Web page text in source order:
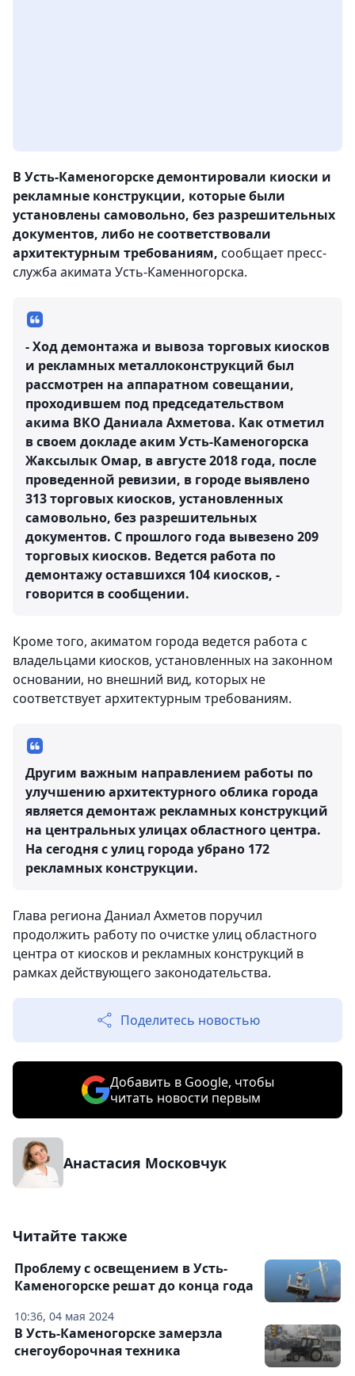
В Усть-Каменогорске демонтировали киоски и
рекламные конструкции, которые были
установлены самовольно, без разрешительных
документов, либо не соответствовали
архитектурным требованиям, сообщает пресс-
служба акимата Усть-Каменногорска.
- Ход демонтажа и вывоза торговых киосков
и рекламных металлоконструкций был
рассмотрен на аппаратном совещании,
проходившем под председательством
акима ВКО Даниала Ахметова. Как отметил
в своем докладе аким Усть-Каменогорска
Жаксылык Омар, в августе 2018 года, после
проведенной ревизии, в городе выявлено
313 торговых киосков, установленных
самовольно, без разрешительных
документов. С прошлого года вывезено 209
торговых киосков. Ведется работа по
демонтажу оставшихся 104 киосков, -
говорится в сообщении.
Кроме того, акиматом города ведется работа с
владельцами киосков, установленных на законном
основании, но внешний вид, которых не
соответствует архитектурным требованиям.
Другим важным направлением работы по
улучшению архитектурного облика города
является демонтаж рекламных конструкций
на центральных улицах областного центра.
На сегодня с улиц города убрано 172
рекламных конструкции.
Глава региона Даниал Ахметов поручил
продолжить работу по очистке улиц областного
центра от киосков и рекламных конструкций в
рамках действующего законодательства.
Поделитесь новостью
Добавить в Google, чтобы
читать новости первым
Анастасия Московчук
Читайте также
10:36, 04 мая 2024
Проблему с освещением в Усть-
Каменогорске решат до конца года
В Усть-Каменогорске замерзла
снегоуборочная техника